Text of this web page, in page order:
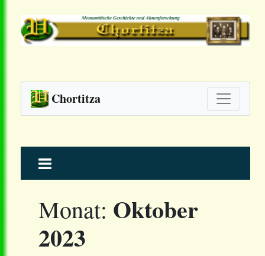
Chortitza
to
Monat: Oktober
2023